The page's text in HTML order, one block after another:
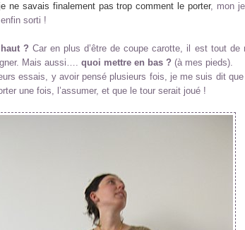
ne savais finalement pas trop comment le porter, mon
sorti !
? Car en plus d’être de coupe carotte, il est tout de
Mais aussi…. quoi mettre en bas ? (à mes pieds).
essais, y avoir pensé plusieurs fois, je me suis dit
une fois, l’assumer, et que le tour serait joué !